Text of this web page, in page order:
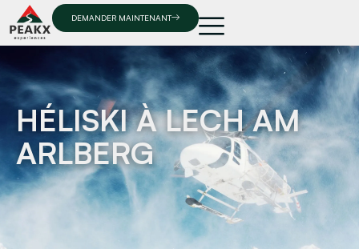
DEMANDER MAINTENANT
HÉLISKI À LECH AM
ARLBERG